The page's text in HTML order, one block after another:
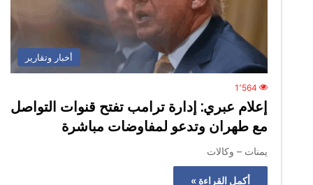
أخبار وتقارير
1٬564
إعلام عبري: إدارة ترامب تفتح قنوات التواصل
مع طهران وتدعو لمفاوضات مباشرة
يمنات – وكالات
أكمل القراءة »